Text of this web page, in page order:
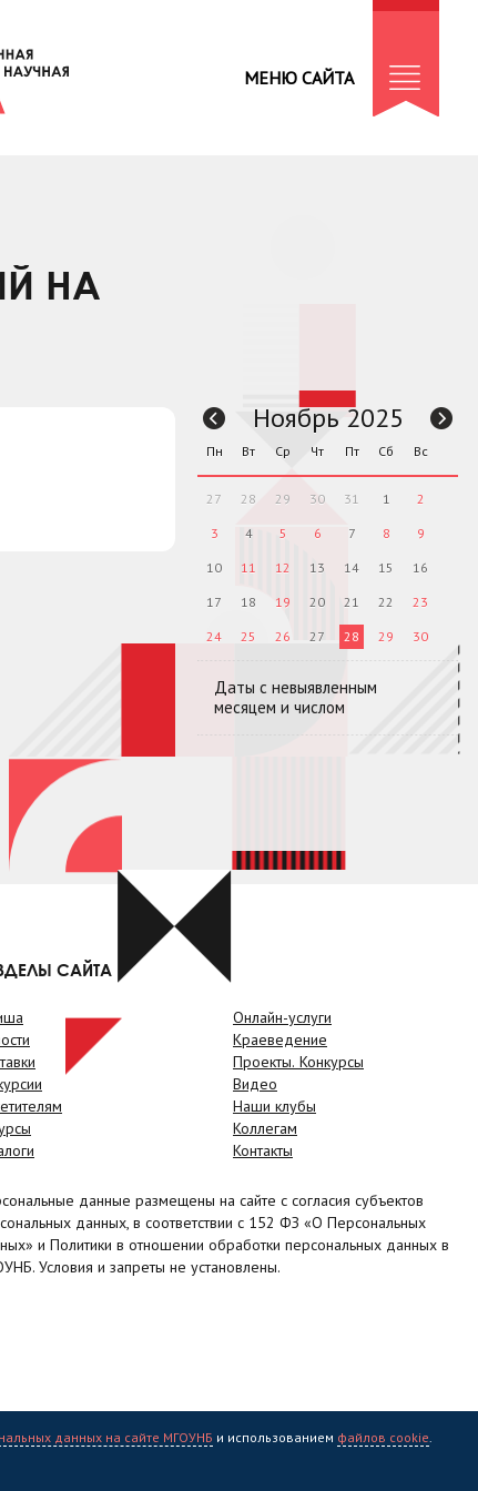
МЕНЮ САЙТА
НА
Ноябрь 2025
Пн Вт Ср Чт Пт Сб Вс
27 28 29 30 31 1 2
3 4 5 6 7 8 9
10 11 12 13 14 15 16
17 18 19 20 21 22 23
24 25 26 27 28 29 30
Даты с невыявленным
месяцем и числом
САЙТА
Онлайн-услуги
Краеведение
Проекты. Конкурсы
Видео
Наши клубы
Коллегам
Контакты
данные размещены на сайте с согласия субъектов
данных, в соответствии с 152 ФЗ «О Персональных
и Политики в отношении обработки персональных данных в
Условия и запреты не установлены.
библиотека" (МГОУНБ) © 2006 - 2026
данных на сайте МГОУНБ и использованием файлов cookie.